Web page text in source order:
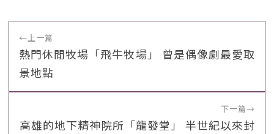
← 上一篇
熱門休閒牧場「飛牛牧場」 曾是偶像劇最愛取
景地點
下一篇→
高雄的地下精神院所「龍發堂」 半世紀以來封